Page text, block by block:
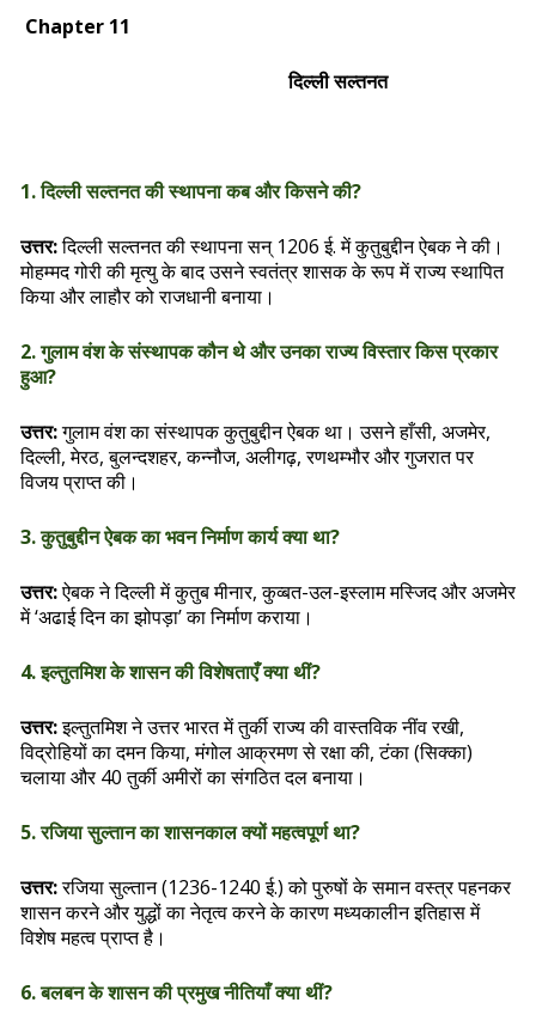
Chapter 11
दिल्ली सल्तनत
1. दिल्ली सल्तनत की स्थापना कब और किसने की?
उत्तर:दिल्ली सल्तनत की स्थापना सन् 1206 ई. में कुतुबुद्दीन ऐबक ने की।
मोहम्मद गोरी की मृत्यु के बाद उसने स्वतंत्र शासक के रूप में राज्य स्थापित
किया और लाहौर को राजधानी बनाया।
2. गुलाम वंश के संस्थापक कौन थे और उनका राज्य विस्तार किस प्रकार
हुआ?
उत्तर:गुलाम वंश का संस्थापक कुतुबुद्दीन ऐबक था। उसने हाँसी, अजमेर,
दिल्ली, मेरठ, बुलन्दशहर, कन्नौज, अलीगढ़, रणथम्भौर और गुजरात पर
विजय प्राप्त की।
3. कुतुबुद्दीन ऐबक का भवन निर्माण कार्य क्या था?
उत्तर:ऐबक ने दिल्ली में कुतुब मीनार, कुव्बत-उल-इस्लाम मस्जिद और अजमेर
में ‘अढाई दिन का झोपड़ा’ का निर्माण कराया।
4. इल्तुतमिश के शासन की विशेषताएँ क्या थीं?
उत्तर:इल्तुतमिश ने उत्तर भारत में तुर्की राज्य की वास्तविक नींव रखी,
विद्रोहियों का दमन किया, मंगोल आक्रमण से रक्षा की, टंका (सिक्का)
चलाया और 40 तुर्की अमीरों का संगठित दल बनाया।
5. रजिया सुल्तान का शासनकाल क्यों महत्वपूर्ण था?
उत्तर:रजिया सुल्तान (1236-1240 ई.) को पुरुषों के समान वस्त्र पहनकर
शासन करने और युद्धों का नेतृत्व करने के कारण मध्यकालीन इतिहास में
विशेष महत्व प्राप्त है।
6. बलबन के शासन की प्रमुख नीतियाँ क्या थीं?